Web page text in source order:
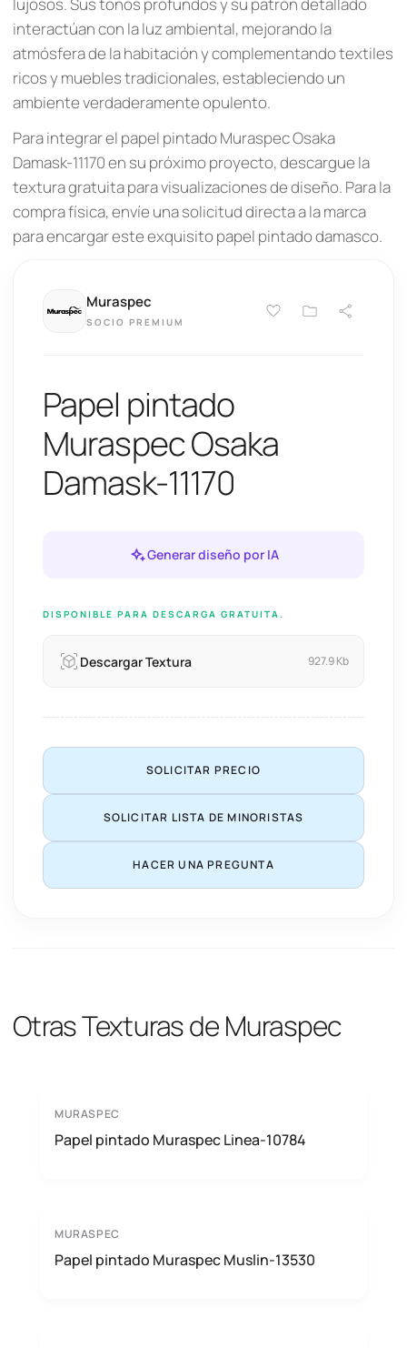
interactúan con la luz ambiental, mejorando la
atmósfera de la habitación y complementando textiles
ricos y muebles tradicionales, estableciendo un
ambiente verdaderamente opulento.
Para integrar el papel pintado Muraspec Osaka
Damask-11170 en su próximo proyecto, descargue la
textura gratuita para visualizaciones de diseño. Para la
compra física, envíe una solicitud directa a la marca
para encargar este exquisito papel pintado damasco.
Muraspec
SOCIO PREMIUM
Papel pintado
Muraspec Osaka
Damask-11170
Generar diseño por IA
DISPONIBLE PARA DESCARGA GRATUITA.
Descargar Textura 927.9 Kb
SOLICITAR PRECIO
SOLICITAR LISTA DE MINORISTAS
HACER UNA PREGUNTA
Otras Texturas de Muraspec
MURASPEC
Papel pintado Muraspec Linea-10784
MURASPEC
Papel pintado Muraspec Muslin-13530